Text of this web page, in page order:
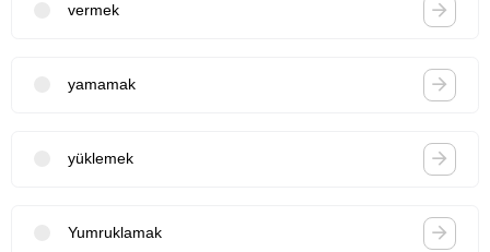
vermek
yamamak
yüklemek
Yumruklamak